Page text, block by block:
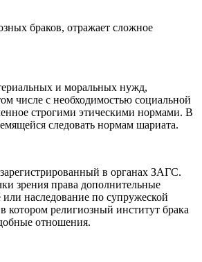
браков, отражает сложное
и моральных нужд,
числе с необходимостью социальной
строгими этическими нормами. В
следовать нормам шариата.
в органах ЗАГС.
зрения права дополнительные
наследование по супружеской
котором религиозный институт брака
отношения.